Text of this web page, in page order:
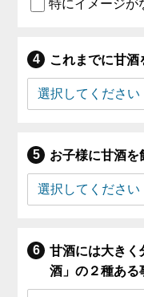
特にイメージが
これまでに甘酒
お子様に甘酒を
甘酒には大きく
酒」の２種ある